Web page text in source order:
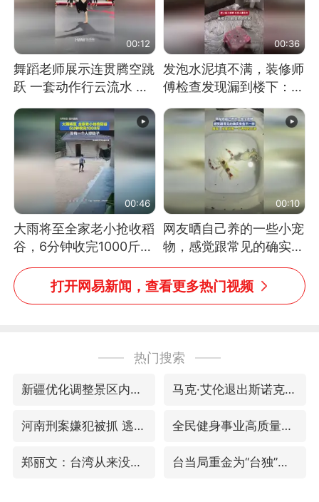
00:12
舞蹈老师展示连贯腾空跳
跃 一套动作行云流水 节
奏感拉满 网友：怎么做
到又舞又武的？
00:36
发泡水泥填不满，装修师
傅检查发现漏到楼下：出
风口未延伸到外墙
00:46
大雨将至全家老小抢收稻
谷，6分钟收完1000斤，
没有一个人掉链子
00:10
网友晒自己养的一些小宠
物，感觉跟常见的确实有
些不一样
打开网易新闻，查看更多热门视频
热门搜索
新疆优化调整景区内自驾服务费 马克·艾伦退出斯诺克中国公开赛
河南刑案嫌犯被抓 逃窜时伤害多人 全民健身事业高质量发展
郑丽文：台湾从来没有“独立”过 台当局重金为“台独”织“皇帝新衣”